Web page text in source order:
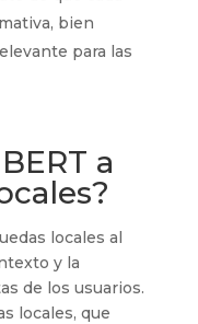
bien
para las
a
locales al
y la
de los usuarios.
locales, que